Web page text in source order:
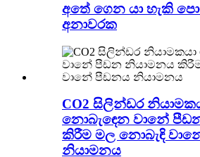
අතේ ගෙන යා හැකි
අනාවරක
CO2 සිලින්ඩර
නොබැඳෙන වානේ
කිරීම මල නොබැඳි
නියාමනය